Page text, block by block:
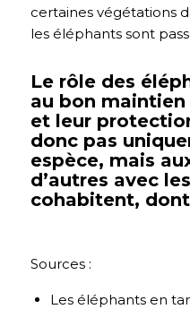
certaines végétations
les éléphants sont
Le rôle des
au bon
et leur
donc pas
espèce, mais
d’autres avec
cohabitent,
Sources :
Les éléphants en